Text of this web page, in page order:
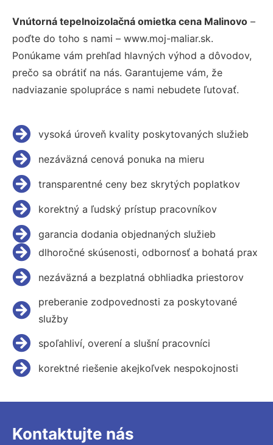
Vnútorná tepelnoizolačná omietka cena Malinovo –
poďte do toho s nami – www.moj-maliar.sk.
Ponúkame vám prehľad hlavných výhod a dôvodov,
prečo sa obrátiť na nás. Garantujeme vám, že
nadviazanie spolupráce s nami nebudete ľutovať.
vysoká úroveň kvality poskytovaných služieb
nezáväzná cenová ponuka na mieru
transparentné ceny bez skrytých poplatkov
korektný a ľudský prístup pracovníkov
garancia dodania objednaných služieb
dlhoročné skúsenosti, odbornosť a bohatá prax
nezáväzná a bezplatná obhliadka priestorov
preberanie zodpovednosti za poskytované
služby
spoľahliví, overení a slušní pracovníci
korektné riešenie akejkoľvek nespokojnosti
Kontaktujte nás